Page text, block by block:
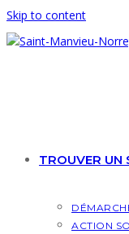
Skip to content
TROUVER UN
ACTION